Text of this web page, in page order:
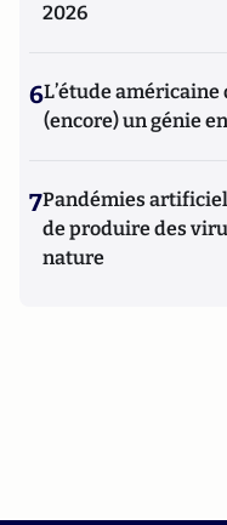
2026
6L’étude américaine
(encore) un génie
7Pandémies
de produire des
nature